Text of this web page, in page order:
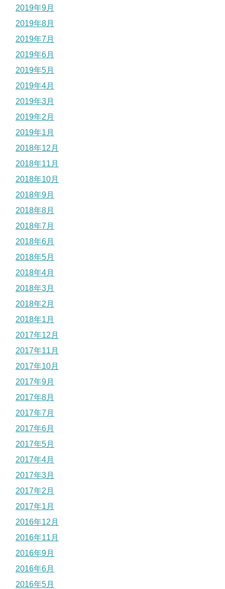
2019年9月
2019年8月
2019年7月
2019年6月
2019年5月
2019年4月
2019年3月
2019年2月
2019年1月
2018年12月
2018年11月
2018年10月
2018年9月
2018年8月
2018年7月
2018年6月
2018年5月
2018年4月
2018年3月
2018年2月
2018年1月
2017年12月
2017年11月
2017年10月
2017年9月
2017年8月
2017年7月
2017年6月
2017年5月
2017年4月
2017年3月
2017年2月
2017年1月
2016年12月
2016年11月
2016年9月
2016年6月
2016年5月